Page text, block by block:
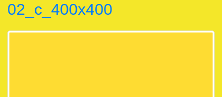
02_c_400x400